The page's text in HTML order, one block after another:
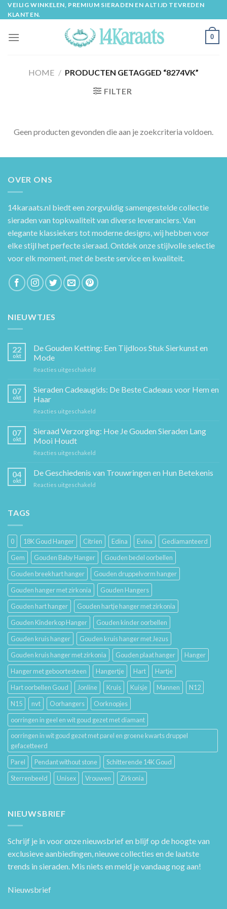
Skip
to
VEILIG WINKELEN, PREMIUM SIERADEN EN ALTIJD TEVREDEN
KLANTEN.
0
HOME / PRODUCTEN GETAGGED “8274VK”
FILTER
Geen producten gevonden die aan je zoekcriteria voldoen.
OVER ONS
14karaats.nl biedt een zorgvuldig samengestelde collectie
sieraden van topkwaliteit van diverse leveranciers. Van
elegante klassiekers tot moderne designs, wij hebben voor
elke stijl het perfecte sieraad. Ontdek onze stijlvolle selectie
voor elk moment, met de beste service en kwaliteit.
NIEUWTJES
22
okt
De Gouden Ketting: Een Tijdloos Stuk Sierkunst en
Mode
Reacties uitgeschakeld
Gouden
Ketting:
Sierkunst
en
07
okt
Sieraden Cadeaugids: De Beste Cadeaus voor Hem en
Haar
Reacties uitgeschakeld
Cadeaugids:
De
Hem
07
okt
Sieraad Verzorging: Hoe Je Gouden Sieraden Lang
Mooi Houdt
Reacties uitgeschakeld
Verzorging:
Hoe
04
okt
De Geschiedenis van Trouwringen en Hun Betekenis
Reacties uitgeschakeld
Hun
Betekenis
TAGS
0 18K Goud Hanger Citrien Edina Evina
Gediamanteerd
Gem
Gouden Baby Hanger
Gouden bedel oorbellen
Gouden breekhart hanger
Gouden druppelvorm hanger
Gouden hanger met zirkonia
Gouden Hangers
Gouden hart hanger
Gouden hartje hanger met zirkonia
Gouden Kinderkop Hanger
Gouden kinder oorbellen
Gouden kruis hanger
Gouden kruis hanger met Jezus
Gouden kruis hanger met zirkonia
Gouden plaat hanger
Hanger
Hanger met geboortesteen
Hangertje Hart
Hartje
Hart oorbellen Goud
Jonline Kruis Kuisje Mannen
N12
N15
nvt Oorhangers
Oorknopjes
oorringen in geel en wit goud gezet met diamant
oorringen in wit goud gezet met parel en groene kwarts druppel
gefacetteerd
Parel
Pendant without stone
Schitterende 14K Goud
Sterrenbeeld
Unisex Vrouwen Zirkonia
NIEUWSBRIEF
Schrijf je in voor onze nieuwsbrief en blijf op de hoogte van
exclusieve aanbiedingen, nieuwe collecties en de laatste
trends in sieraden. Mis niets en meld je vandaag nog aan!
Nieuwsbrief